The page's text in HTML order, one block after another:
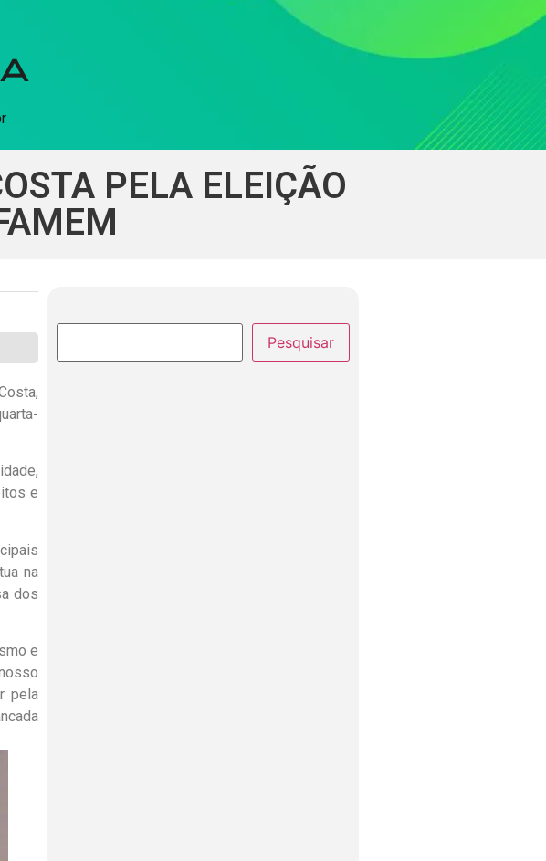
PELA ELEIÇÃO
e
na
dos
e
pela
Pesquisar